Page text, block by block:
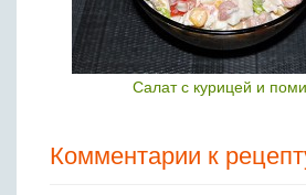
Салат с курицей и
Комментарии к